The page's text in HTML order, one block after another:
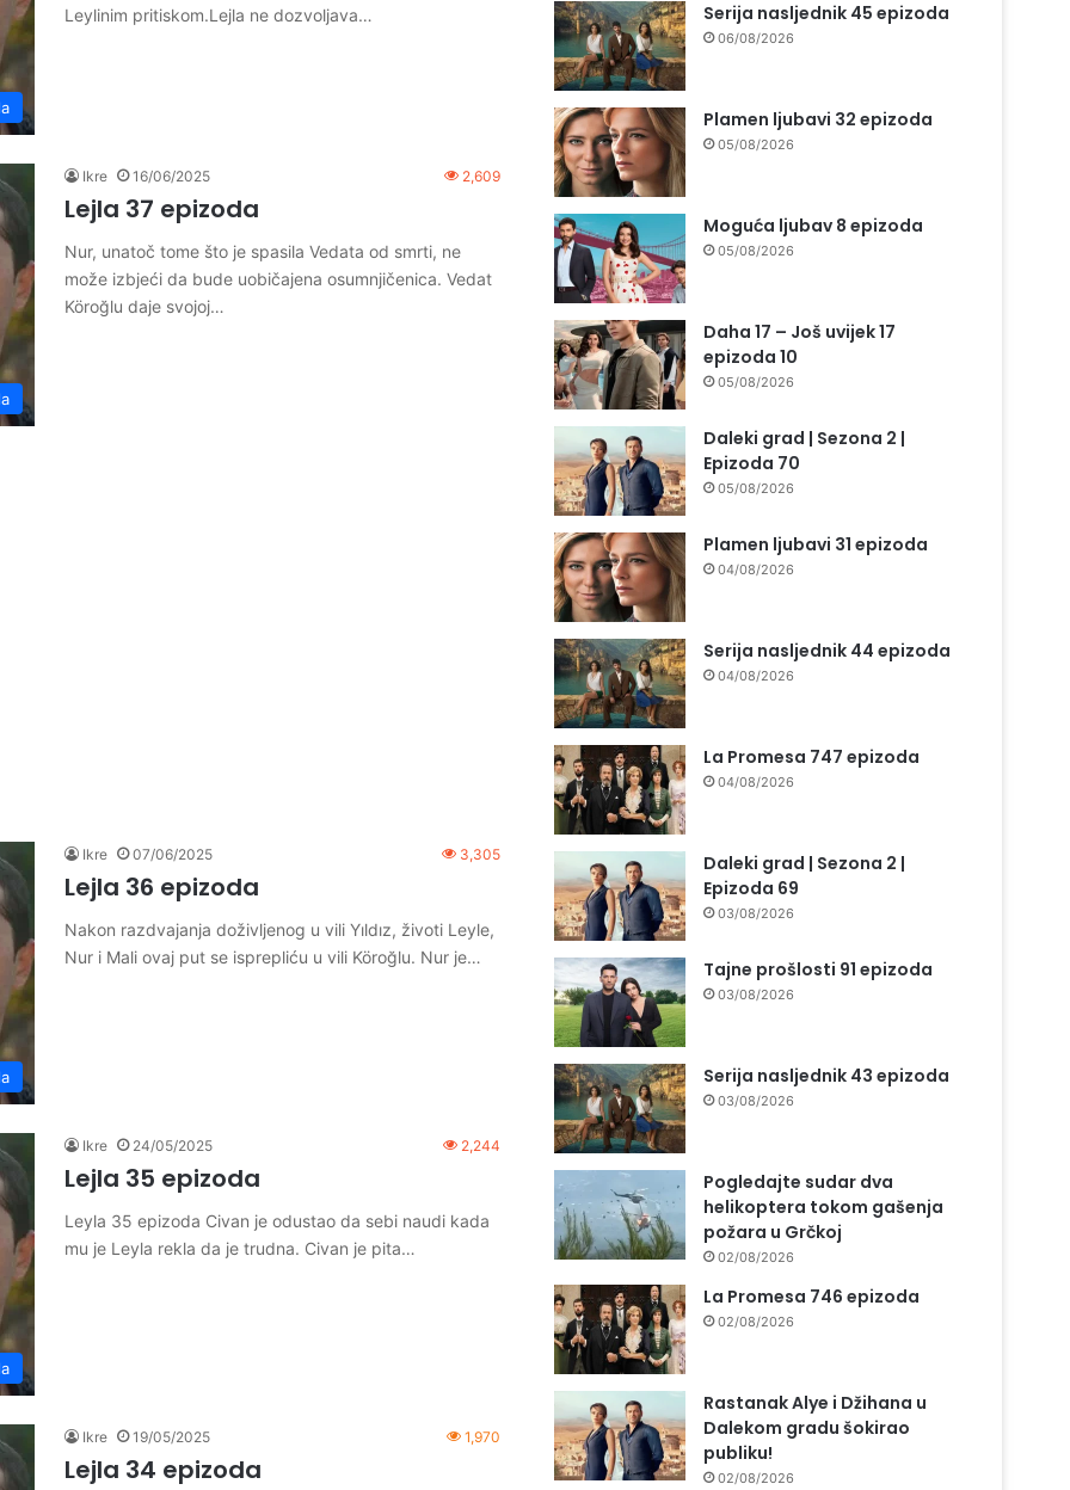
Leylinim pritiskom.Lejla ne dozvoljava…
Ikre 16/06/2025 2,609
Lejla 37 epizoda
Nur, unatoč tome što je spasila Vedata od smrti, ne
može izbjeći da bude uobičajena osumnjičenica. Vedat
Köroğlu daje svojoj…
Ikre 07/06/2025 3,305
Lejla 36 epizoda
Nakon razdvajanja doživljenog u vili Yıldız, životi Leyle,
Nur i Mali ovaj put se isprepliću u vili Köroğlu. Nur je…
Ikre 24/05/2025 2,244
Lejla 35 epizoda
Leyla 35 epizoda Civan je odustao da sebi naudi kada
mu je Leyla rekla da je trudna. Civan je pita…
Ikre 19/05/2025 1,970
Lejla 34 epizoda
Serija nasljednik 45 epizoda
06/08/2026
Plamen ljubavi 32 epizoda
05/08/2026
Moguća ljubav 8 epizoda
05/08/2026
Daha 17 – Još uvijek 17
epizoda 10
05/08/2026
Daleki grad | Sezona 2 |
Epizoda 70
05/08/2026
Plamen ljubavi 31 epizoda
04/08/2026
Serija nasljednik 44 epizoda
04/08/2026
La Promesa 747 epizoda
04/08/2026
Daleki grad | Sezona 2 |
Epizoda 69
03/08/2026
Tajne prošlosti 91 epizoda
03/08/2026
Serija nasljednik 43 epizoda
03/08/2026
Pogledajte sudar dva
helikoptera tokom gašenja
požara u Grčkoj
02/08/2026
La Promesa 746 epizoda
02/08/2026
Rastanak Alye i Džihana u
Dalekom gradu šokirao
publiku!
02/08/2026